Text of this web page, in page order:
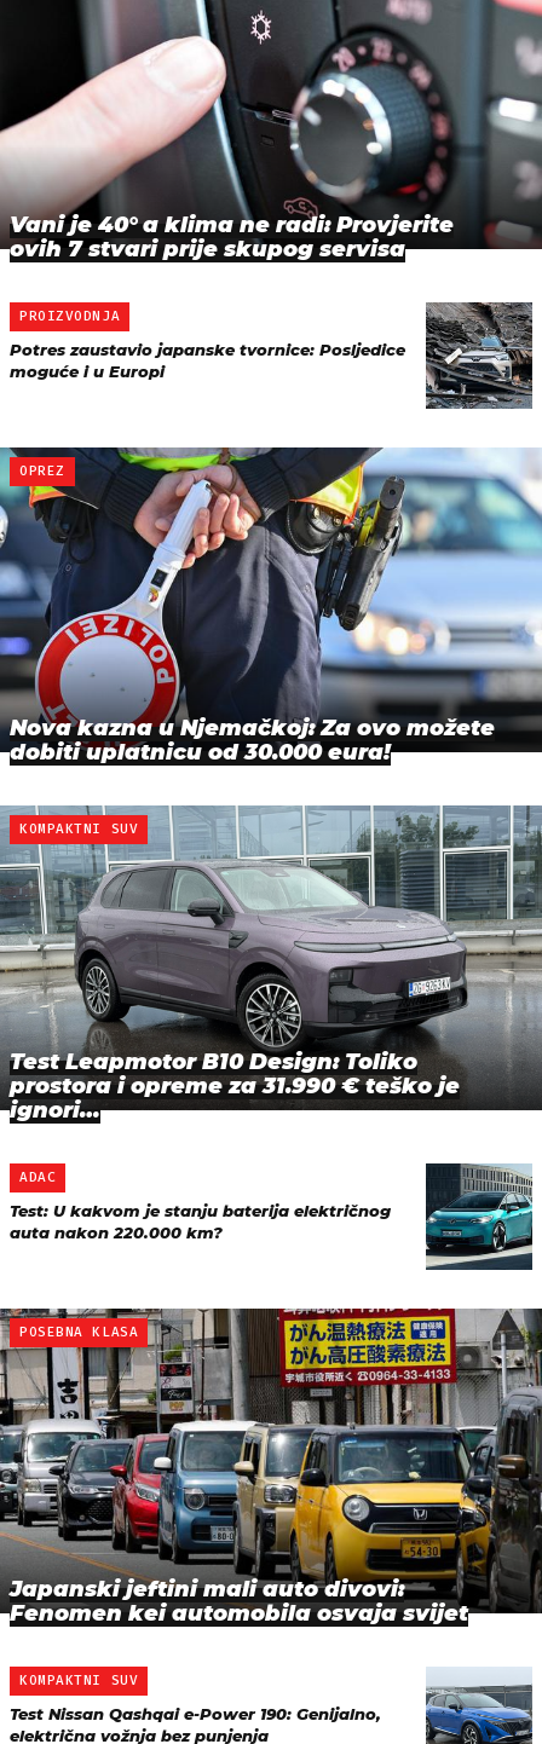
Vani je 40° a klima ne radi: Provjerite
ovih 7 stvari prije skupog servisa
PROIZVODNJA
Potres zaustavio japanske tvornice: Posljedice
moguće i u Europi
OPREZ
Nova kazna u Njemačkoj: Za ovo možete
dobiti uplatnicu od 30.000 eura!
KOMPAKTNI SUV
Test Leapmotor B10 Design: Toliko
prostora i opreme za 31.990 € teško je
ignori…
ADAC
Test: U kakvom je stanju baterija električnog
auta nakon 220.000 km?
POSEBNA KLASA
Japanski jeftini mali auto divovi:
Fenomen kei automobila osvaja svijet
KOMPAKTNI SUV
Test Nissan Qashqai e-Power 190: Genijalno,
električna vožnja bez punjenja